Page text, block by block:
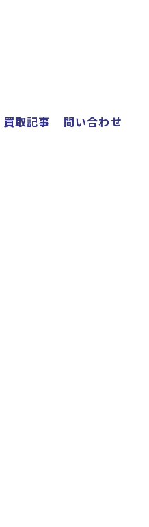
買取記事 問い合わせ